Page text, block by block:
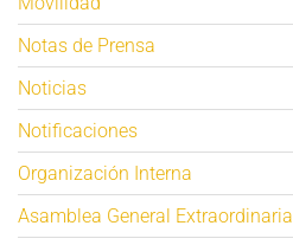
Notas de Prensa
Noticias
Notificaciones
Organización Interna
Asamblea General Extraordinaria